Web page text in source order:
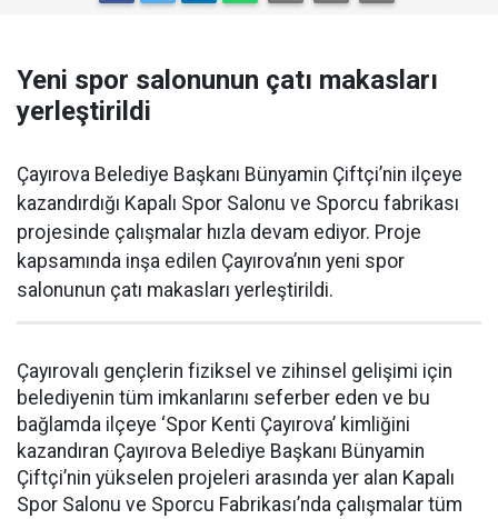
Yeni spor salonunun çatı makasları
yerleştirildi
Çayırova Belediye Başkanı Bünyamin Çiftçi’nin ilçeye
kazandırdığı Kapalı Spor Salonu ve Sporcu fabrikası
projesinde çalışmalar hızla devam ediyor. Proje
kapsamında inşa edilen Çayırova’nın yeni spor
salonunun çatı makasları yerleştirildi.
Çayırovalı gençlerin fiziksel ve zihinsel gelişimi için
belediyenin tüm imkanlarını seferber eden ve bu
bağlamda ilçeye ‘Spor Kenti Çayırova’ kimliğini
kazandıran Çayırova Belediye Başkanı Bünyamin
Çiftçi’nin yükselen projeleri arasında yer alan Kapalı
Spor Salonu ve Sporcu Fabrikası’nda çalışmalar tüm